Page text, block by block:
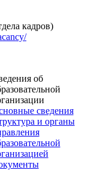
кадров)
об
сведения
и органы